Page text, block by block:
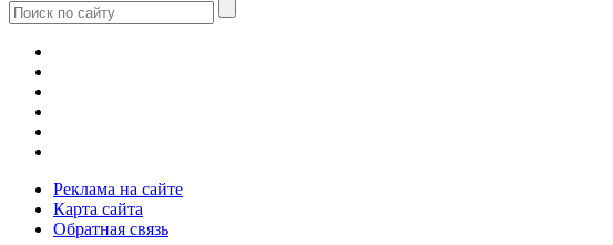
Реклама на сайте
Карта сайта
Обратная связь